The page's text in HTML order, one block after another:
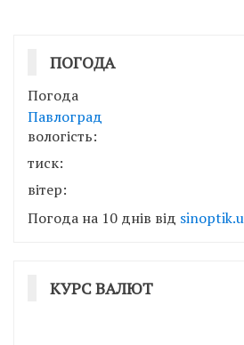
ПОГОДА
Погода
Павлоград
вологість:
тиск:
вітер:
Погода на 10 днів від
КУРС ВАЛЮТ